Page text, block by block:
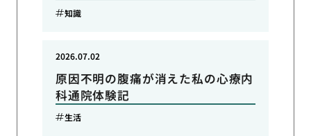
知識
原因不明の腹痛が消えた私の心療内
科通院体験記
2026.07.02
生活